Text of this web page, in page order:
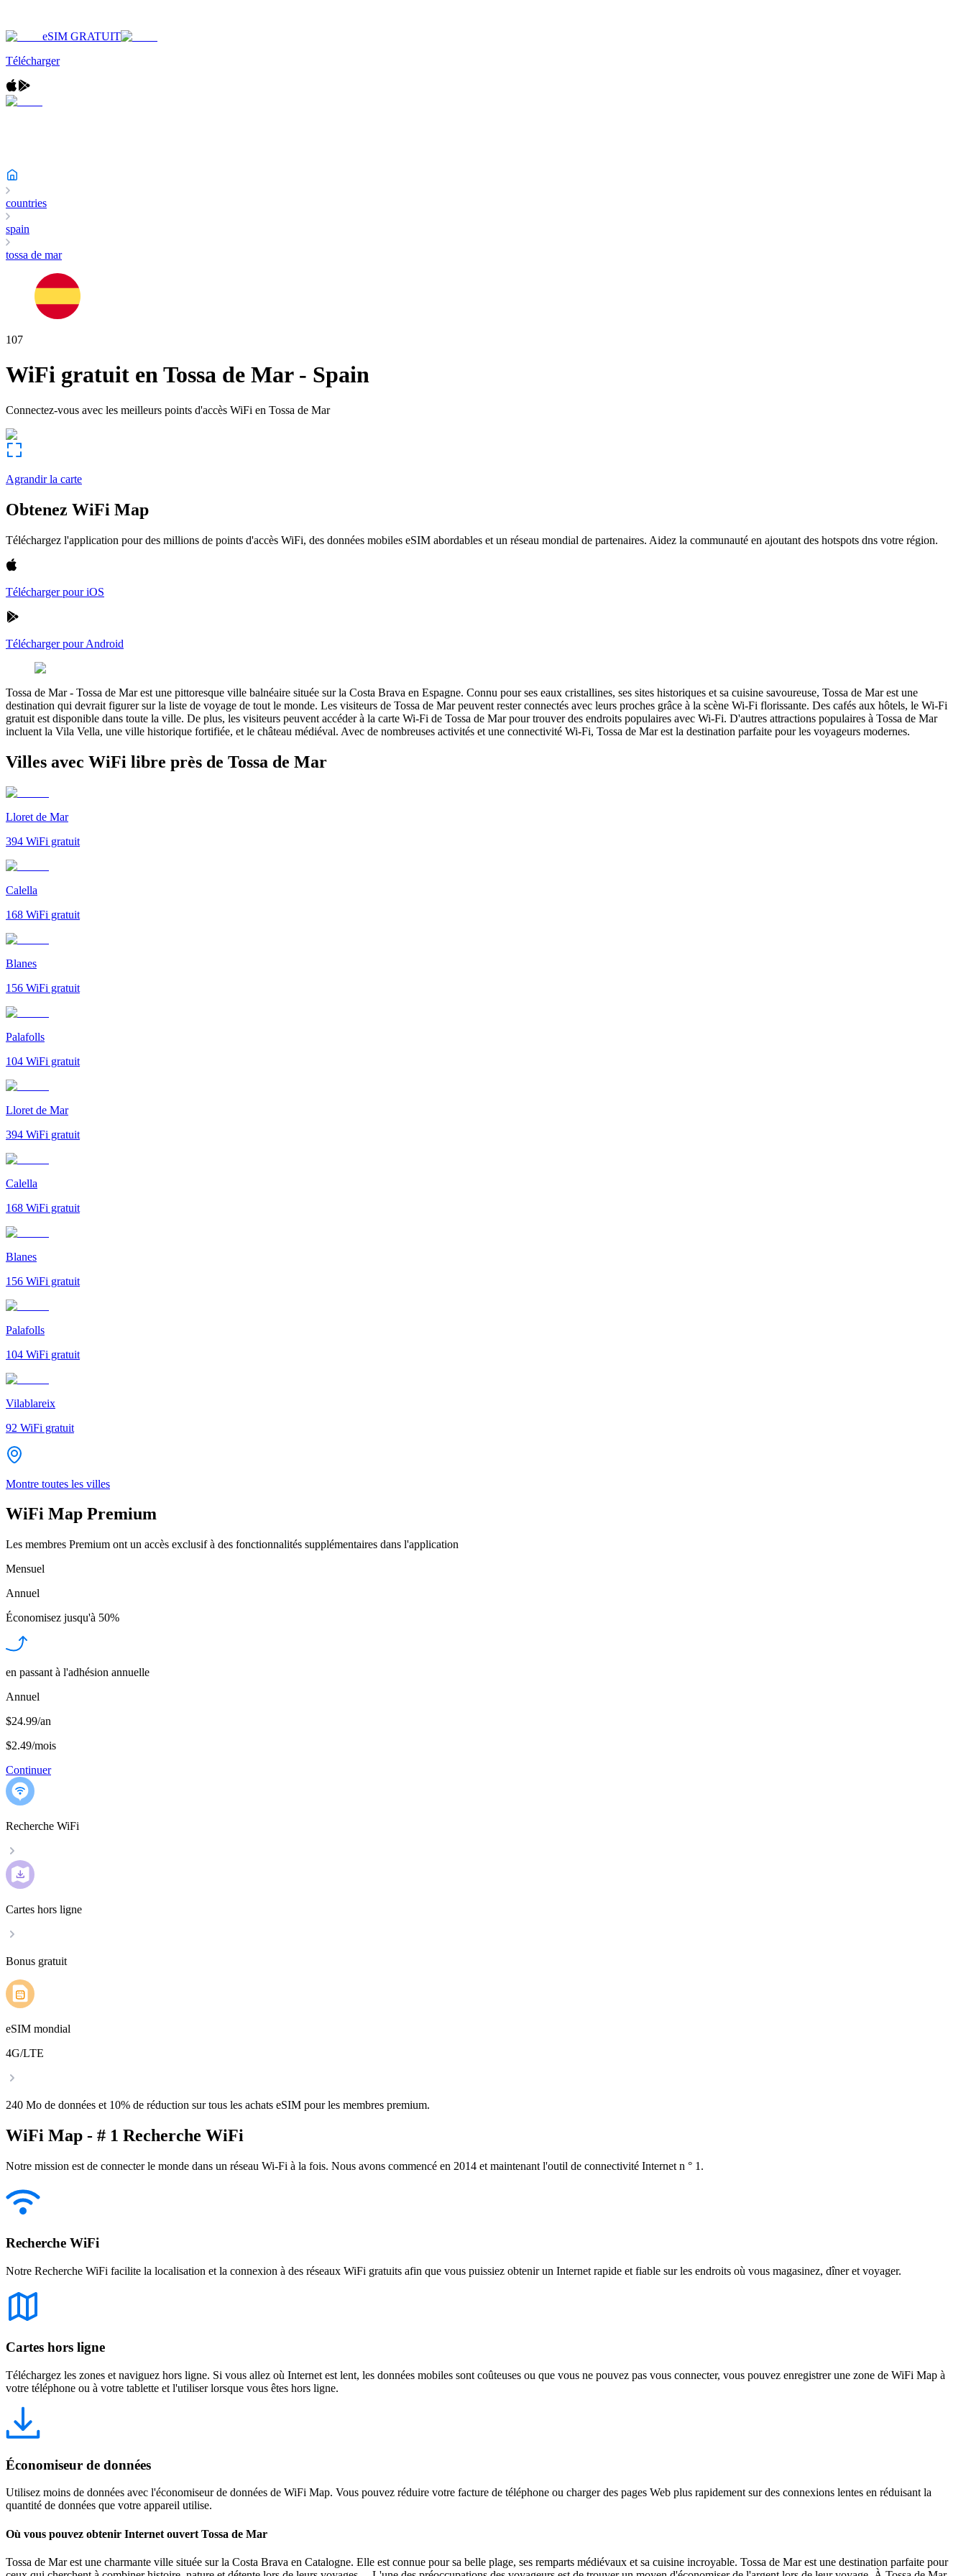
eSIM GRATUIT
Télécharger
countries
spain
tossa de mar
107
WiFi gratuit enTossa de Mar- Spain
Connectez-vous avec les meilleurs points d'accès WiFi en Tossa de Mar
Agrandir la carte
Obtenez WiFi Map
Téléchargez l'application pour des millions de points d'accès WiFi, des données mobiles eSIM abordables et un réseau mondial de partenaires. Aidez la communauté en ajoutant des hotspots dns votre région.
Télécharger pour iOS
Télécharger pour Android
Tossa de Mar- Tossa de Mar est une pittoresque ville balnéaire située sur la Costa Brava en Espagne. Connu pour ses eaux cristallines, ses sites historiques et sa cuisine savoureuse, Tossa de Mar est une
destination qui devrait figurer sur la liste de voyage de tout le monde. Les visiteurs de Tossa de Mar peuvent rester connectés avec leurs proches grâce à la scène Wi-Fi florissante. Des cafés aux hôtels, le Wi-Fi
gratuit est disponible dans toute la ville. De plus, les visiteurs peuvent accéder à la carte Wi-Fi de Tossa de Mar pour trouver des endroits populaires avec Wi-Fi. D'autres attractions populaires à Tossa de Mar
incluent la Vila Vella, une ville historique fortifiée, et le château médiéval. Avec de nombreuses activités et une connectivité Wi-Fi, Tossa de Mar est la destination parfaite pour les voyageurs modernes.
Villes avec WiFi libre près de Tossa de Mar
Lloret de Mar
394 WiFi gratuit
Calella
168 WiFi gratuit
Blanes
156 WiFi gratuit
Palafolls
104 WiFi gratuit
Lloret de Mar
394 WiFi gratuit
Calella
168 WiFi gratuit
Blanes
156 WiFi gratuit
Palafolls
104 WiFi gratuit
Vilablareix
92 WiFi gratuit
Montre toutes les villes
WiFi Map Premium
Les membres Premium ont un accès exclusif à des fonctionnalités supplémentaires dans l'application
Mensuel
Annuel
Économisez jusqu'à 50%
en passant à l'adhésion annuelle
Annuel
$24.99/an
$2.49/mois
Continuer
Recherche WiFi
Cartes hors ligne
Bonus gratuit
eSIM mondial
4G/LTE
240 Mo de données et 10% de réduction sur tous les achats eSIM pour les membres premium.
WiFi Map - # 1 Recherche WiFi
Notre mission est de connecter le monde dans un réseau Wi-Fi à la fois. Nous avons commencé en 2014 et maintenant l'outil de connectivité Internet n ° 1.
Recherche WiFi
Notre Recherche WiFi facilite la localisation et la connexion à des réseaux WiFi gratuits afin que vous puissiez obtenir un Internet rapide et fiable sur les endroits où vous magasinez, dîner et voyager.
Cartes hors ligne
Téléchargez les zones et naviguez hors ligne. Si vous allez où Internet est lent, les données mobiles sont coûteuses ou que vous ne pouvez pas vous connecter, vous pouvez enregistrer une zone de WiFi Map à
votre téléphone ou à votre tablette et l'utiliser lorsque vous êtes hors ligne.
Économiseur de données
Utilisez moins de données avec l'économiseur de données de WiFi Map. Vous pouvez réduire votre facture de téléphone ou charger des pages Web plus rapidement sur des connexions lentes en réduisant la
quantité de données que votre appareil utilise.
Où vous pouvez obtenir Internet ouvert Tossa de Mar
Tossa de Mar est une charmante ville située sur la Costa Brava en Catalogne. Elle est connue pour sa belle plage, ses remparts médiévaux et sa cuisine incroyable. Tossa de Mar est une destination parfaite pour